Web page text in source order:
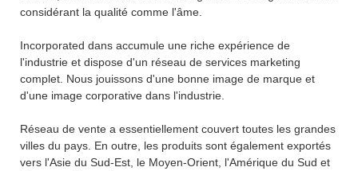
considérant la qualité comme l'âme.
Incorporated dans accumule une riche expérience de
l'industrie et dispose d'un réseau de services marketing
complet. Nous jouissons d'une bonne image de marque et
d'une image corporative dans l'industrie.
Réseau de vente a essentiellement couvert toutes les grandes
villes du pays. En outre, les produits sont également exportés
vers l'Asie du Sud-Est, le Moyen-Orient, l'Amérique du Sud et